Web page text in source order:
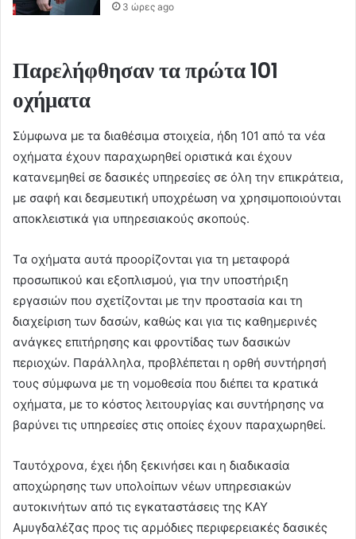
3 ώρες ago
Παρελήφθησαν τα πρώτα 101
οχήματα
Σύμφωνα με τα διαθέσιμα στοιχεία, ήδη 101 από τα νέα
οχήματα έχουν παραχωρηθεί οριστικά και έχουν
κατανεμηθεί σε δασικές υπηρεσίες σε όλη την επικράτεια,
με σαφή και δεσμευτική υποχρέωση να χρησιμοποιούνται
αποκλειστικά για υπηρεσιακούς σκοπούς.
Τα οχήματα αυτά προορίζονται για τη μεταφορά
προσωπικού και εξοπλισμού, για την υποστήριξη
εργασιών που σχετίζονται με την προστασία και τη
διαχείριση των δασών, καθώς και για τις καθημερινές
ανάγκες επιτήρησης και φροντίδας των δασικών
περιοχών. Παράλληλα, προβλέπεται η ορθή συντήρησή
τους σύμφωνα με τη νομοθεσία που διέπει τα κρατικά
οχήματα, με το κόστος λειτουργίας και συντήρησης να
βαρύνει τις υπηρεσίες στις οποίες έχουν παραχωρηθεί.
Ταυτόχρονα, έχει ήδη ξεκινήσει και η διαδικασία
αποχώρησης των υπολοίπων νέων υπηρεσιακών
αυτοκινήτων από τις εγκαταστάσεις της ΚΑΥ
Αμυγδαλέζας προς τις αρμόδιες περιφερειακές δασικές